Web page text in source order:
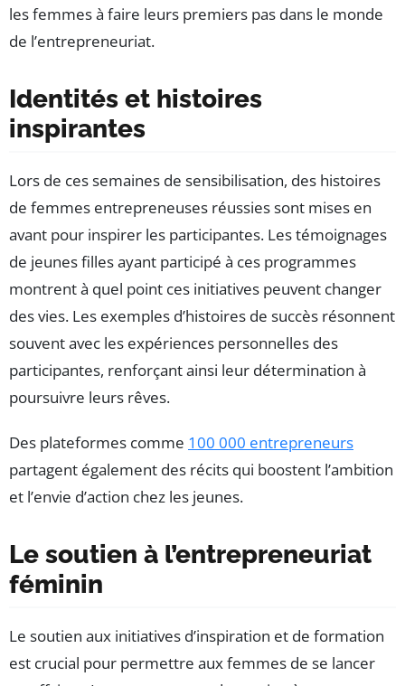
les femmes à faire leurs premiers pas dans le monde
de l’entrepreneuriat.
Identités et histoires
inspirantes
Lors de ces semaines de sensibilisation, des histoires
de femmes entrepreneuses réussies sont mises en
avant pour inspirer les participantes. Les témoignages
de jeunes filles ayant participé à ces programmes
montrent à quel point ces initiatives peuvent changer
des vies. Les exemples d’histoires de succès résonnent
souvent avec les expériences personnelles des
participantes, renforçant ainsi leur détermination à
poursuivre leurs rêves.
Des plateformes comme 100 000 entrepreneurs
partagent également des récits qui boostent l’ambition
et l’envie d’action chez les jeunes.
Le soutien à l’entrepreneuriat
féminin
Le soutien aux initiatives d’inspiration et de formation
est crucial pour permettre aux femmes de se lancer